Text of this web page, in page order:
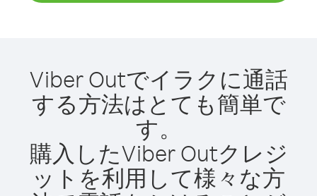
Viber Outでイラクに通話
する方法はとても簡単で
す。
購入したViber Outクレジ
ットを利用して様々な方